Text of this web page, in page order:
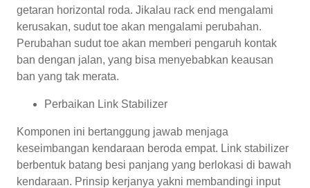
getaran horizontal roda. Jikalau rack end mengalami
kerusakan, sudut toe akan mengalami perubahan.
Perubahan sudut toe akan memberi pengaruh kontak
ban dengan jalan, yang bisa menyebabkan keausan
ban yang tak merata.
Perbaikan Link Stabilizer
Komponen ini bertanggung jawab menjaga
keseimbangan kendaraan beroda empat. Link stabilizer
berbentuk batang besi panjang yang berlokasi di bawah
kendaraan. Prinsip kerjanya yakni membandingi input